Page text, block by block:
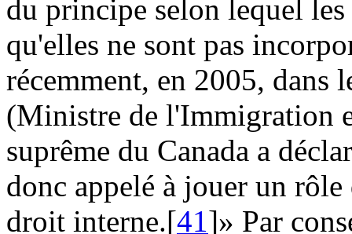
du principe selon lequel
qu'elles ne sont pas
récemment, en 2005, dans
(Ministre de l'Immigration
suprême du Canada a
donc appelé à jouer un
droit interne.[41]» Par